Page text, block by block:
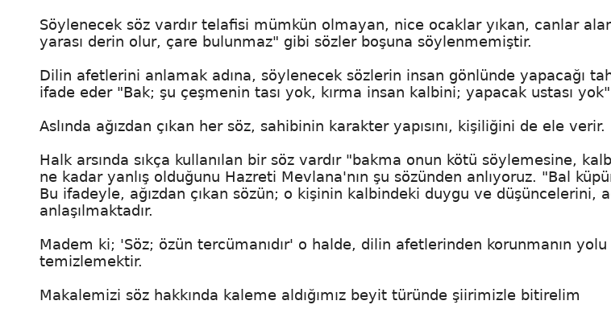
Söylenecek söz vardır telafisi mümkün olmayan, nice ocaklar yıkan, canlar
yarası derin olur, çare bulunmaz" gibi sözler boşuna söylenmemiştir.
Dilin afetlerini anlamak adına, söylenecek sözlerin insan gönlünde yapacağı
ifade eder "Bak; şu çeşmenin tası yok, kırma insan kalbini; yapacak ustası yok"
Aslında ağızdan çıkan her söz, sahibinin karakter yapısını, kişiliğini de ele verir.
Halk arsında sıkça kullanılan bir söz vardır "bakma onun kötü söylemesine,
ne kadar yanlış olduğunu Hazreti Mevlana'nın şu sözünden anlıyoruz. "Bal
Bu ifadeyle, ağızdan çıkan sözün; o kişinin kalbindeki duygu ve düşüncelerini,
anlaşılmaktadır.
Madem ki; 'Söz; özün tercümanıdır' o halde, dilin afetlerinden korunmanın
temizlemektir.
Makalemizi söz hakkında kaleme aldığımız beyit türünde şiirimizle bitirelim